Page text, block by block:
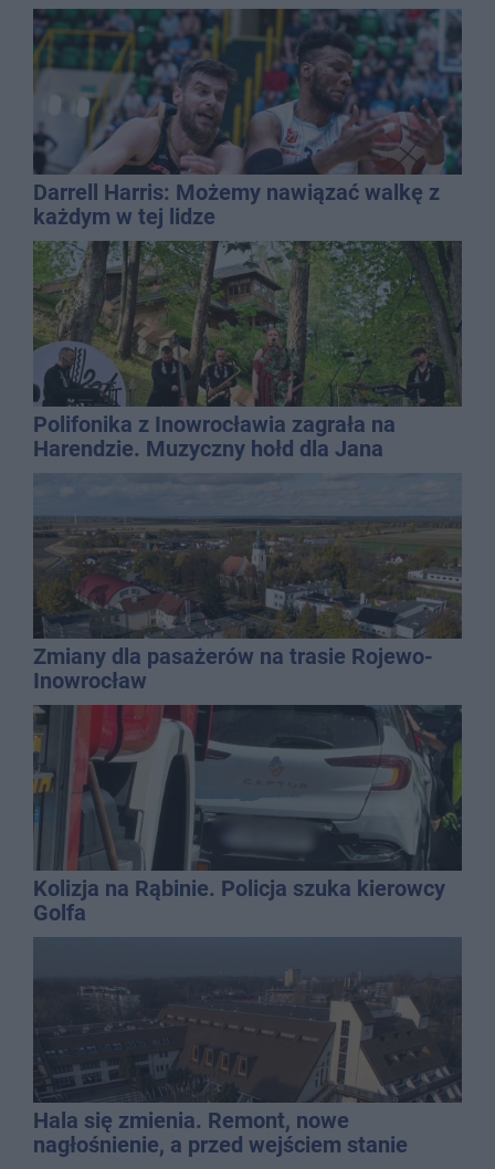
Darrell Harris: Możemy nawiązać walkę z
każdym w tej lidze
Polifonika z Inowrocławia zagrała na
Harendzie. Muzyczny hołd dla Jana
Kasprowicza
Zmiany dla pasażerów na trasie Rojewo-
Inowrocław
Kolizja na Rąbinie. Policja szuka kierowcy
Golfa
Hala się zmienia. Remont, nowe
nagłośnienie, a przed wejściem stanie